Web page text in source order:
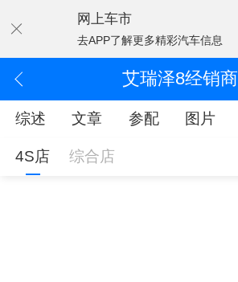
网上车市
去APP了解更多精彩汽车信息
艾瑞泽8经销商
综述 文章 参配 图片
4S店 综合店